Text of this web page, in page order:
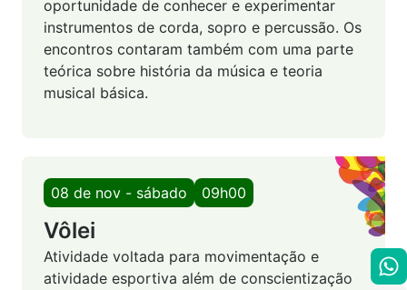
oportunidade de conhecer e experimentar
instrumentos de corda, sopro e percussão. Os
encontros contaram também com uma parte
teórica sobre história da música e teoria
musical básica.
08 de nov - sábado 09h00
Vôlei
Atividade voltada para movimentação e
atividade esportiva além de conscientização